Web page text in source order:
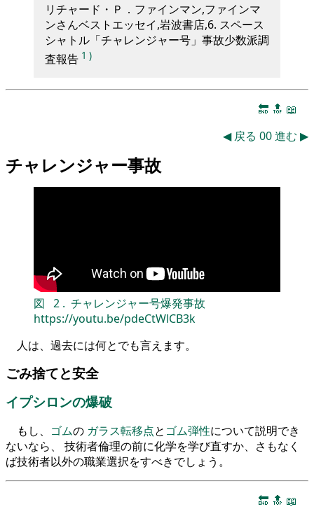
リチャード・Ｐ．ファインマン,ファインマ
ンさんベストエッセイ,岩波書店,6. スペース
シャトル「チャレンジャー号」事故少数派調
査報告 1 )
🔚 🔝 📖
◀ 戻る 00進む ▶
チャレンジャー事故
図 2 . チャレンジャー号爆発事故
https://youtu.be/pdeCtWlCB3k
人は、過去には何とでも言えます。
ごみ捨てと安全
イプシロンの爆破
もし、 ゴムの ガラス転移点と ゴム弾性について説明でき
ないなら、 技術者倫理の前に化学を学び直すか、さもなく
ば技術者以外の職業選択をすべきでしょう。
🔚 🔝 📖